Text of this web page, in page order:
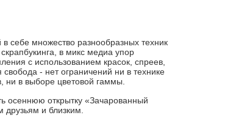
себе множество разнообразных техник
в микс медиа упор
с использованием красок, спреев,
- нет ограничений ни в технике
ни в выборе цветовой гаммы.
осеннюю открытку «Зачарованный
и близким.